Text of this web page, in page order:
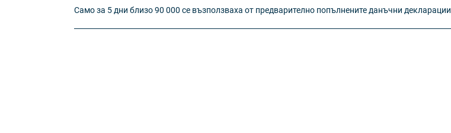
Само за 5 дни близо 90 000 се възползваха от предварително попълнените данъчни декларации